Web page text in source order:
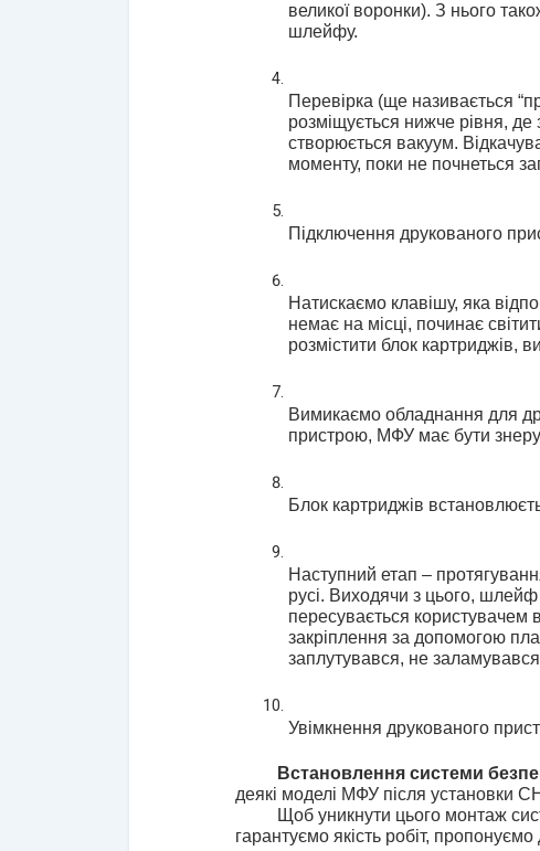
великої воронки). З нього
шлейфу.
Перевірка (ще називається
розміщується нижче рівня,
створюється вакуум.
моменту, поки не почнеться
Підключення друкованого
Натискаємо клавішу, яка
немає на місці, починає
розмістити блок картриджів,
Вимикаємо обладнання для
пристрою, МФУ має бути
Блок картриджів
Наступний етап –
русі. Виходячи з цього,
пересувається користувачем
закріплення за допомогою
заплутувався, не
Увімкнення друкованого
Встановлення системи
деякі моделі МФУ після установки
Щоб уникнути цього монтаж
гарантуємо якість робіт, пропонуємо